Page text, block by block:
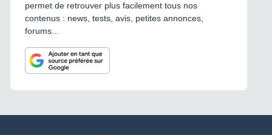
permet de retrouver plus facilement tous nos
contenus : news, tests, avis, petites annonces,
forums...